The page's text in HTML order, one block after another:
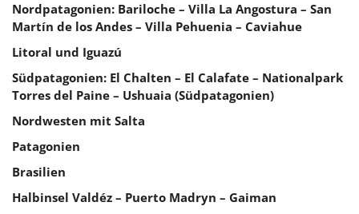
Nordpatagonien: Bariloche – Villa La Angostura – San
Martín de los Andes – Villa Pehuenia – Caviahue
Litoral und Iguazú
Südpatagonien: El Chalten – El Calafate – Nationalpark
Torres del Paine – Ushuaia (Südpatagonien)
Nordwesten mit Salta
Patagonien
Brasilien
Halbinsel Valdéz – Puerto Madryn – Gaiman